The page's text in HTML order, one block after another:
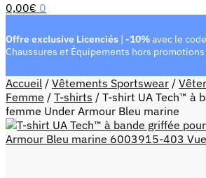
0,00€ 0
Offre exclusive Licenciés | -10%avec le code
Chaussures et Équipements hors promotions
Accueil / Vêtements Sportswear /
Femme / T-shirts / T-shirt UA Tech™ à
femme Under Armour Bleu marine